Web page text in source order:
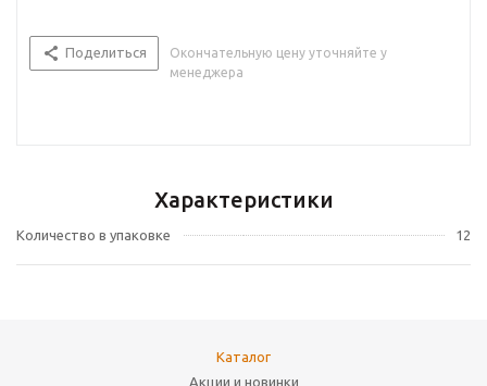
Поделиться
Окончательную цену уточняйте у
менеджера
Характеристики
Количество в упаковке 12
Каталог
Акции и новинки